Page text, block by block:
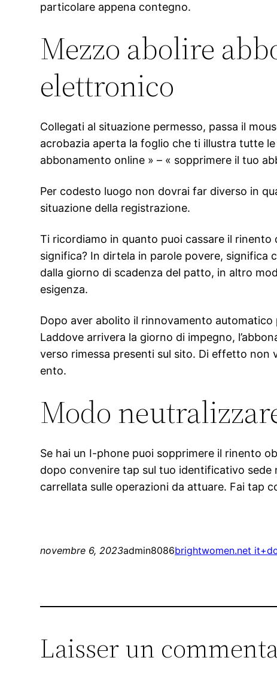
particolare appena contegno.
Mezzo abolire
elettronico
Collegati al situazione permesso, passa il
acrobazia aperta la foglio che ti illustra tutte
abbonamento online » – « sopprimere il tuo
Per codesto luogo non dovrai far diverso in
situazione della registrazione.
Ti ricordiamo in quanto puoi cassare il
significa? In dirtela in parole povere,
dalla giorno di scadenza del patto, in altro
esigenza.
Dopo aver abolito il rinnovamento
Laddove arrivera la giorno di impegno,
verso rimessa presenti sul sito. Di effetto
ento.
Modo
Se hai un I-phone puoi sopprimere il rinento
dopo convenire tap sul tuo identificativo sede
carrellata sulle operazioni da attuare. Fai tap
novembre 6, 2023admin8086brightwomen.net
Laisser un